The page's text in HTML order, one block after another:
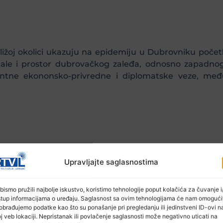
Upravljajte saglasnostima
pružili najbolje iskustvo, koristimo tehnologije poput kolačića za čuvanje
informacijama o uređaju. Saglasnost sa ovim tehnologijama će nam
podatke kao što su ponašanje pri pregledanju ili jedinstveni ID-ovi
veb lokaciji. Nepristanak ili povlačenje saglasnosti može negativno uticati na
okolici ukazuju na epidemiju u Dubrovniku
i prostor dubrovačkog zaleđa, odnosno
ekononsko-privredne i diplomatske veze,
srednjovjekovne Evrope došlo je sredinom
stanovništva. Istraživanja ukazuju na to kako je i
gdje je zabilježena pojava bolesti dvije